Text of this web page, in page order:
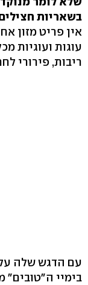
בשאריות
אין פריט מזון
עוגות ועוגיות
ריבות, פירורי
עם הדגש שלה